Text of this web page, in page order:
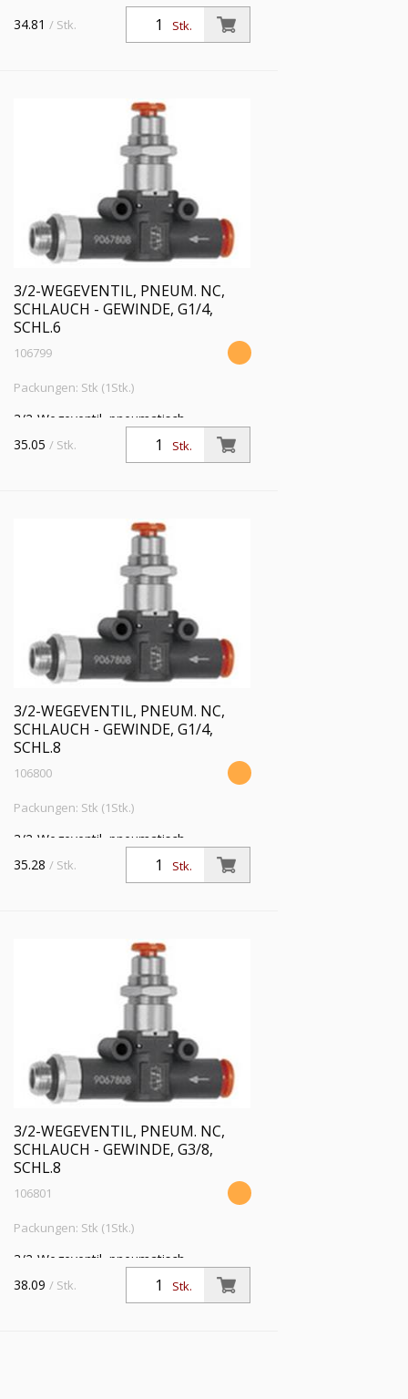
»lineonline«, NC, Schlauch - Gewinde, G
1/8, für Schlauch-Ø 8 mm,
Stk.
34.81 / Stk.
3/2-WEGEVENTIL, PNEUM. NC,
SCHLAUCH - GEWINDE, G1/4,
SCHL.6
106799
Packungen: Stk (1Stk.)
3/2-Wegeventil, pneumatisch
»lineonline«, NC, Schlauch - Gewinde, G
1/4, für Schlauch-Ø 6 mm,
Stk.
35.05 / Stk.
3/2-WEGEVENTIL, PNEUM. NC,
SCHLAUCH - GEWINDE, G1/4,
SCHL.8
106800
Packungen: Stk (1Stk.)
3/2-Wegeventil, pneumatisch
»lineonline«, NC, Schlauch - Gewinde, G
1/4, für Schlauch-Ø 8 mm,
Stk.
35.28 / Stk.
3/2-WEGEVENTIL, PNEUM. NC,
SCHLAUCH - GEWINDE, G3/8,
SCHL.8
106801
Packungen: Stk (1Stk.)
3/2-Wegeventil, pneumatisch
»lineonline«, NC, Schlauch - Gewinde, G
3/8, für Schlauch-Ø 8 mm,
Stk.
38.09 / Stk.